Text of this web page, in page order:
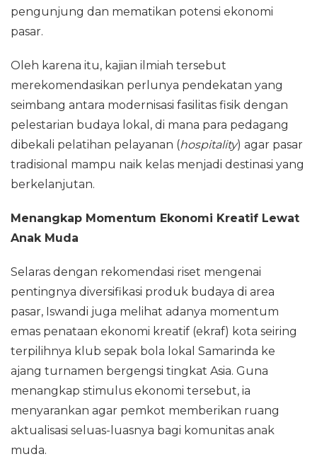
pengunjung dan mematikan potensi ekonomi
pasar.
Oleh karena itu, kajian ilmiah tersebut
merekomendasikan perlunya pendekatan yang
seimbang antara modernisasi fasilitas fisik dengan
pelestarian budaya lokal, di mana para pedagang
dibekali pelatihan pelayanan (hospitality) agar pasar
tradisional mampu naik kelas menjadi destinasi yang
berkelanjutan.
Menangkap Momentum Ekonomi Kreatif Lewat
Anak Muda
Selaras dengan rekomendasi riset mengenai
pentingnya diversifikasi produk budaya di area
pasar, Iswandi juga melihat adanya momentum
emas penataan ekonomi kreatif (ekraf) kota seiring
terpilihnya klub sepak bola lokal Samarinda ke
ajang turnamen bergengsi tingkat Asia. Guna
menangkap stimulus ekonomi tersebut, ia
menyarankan agar pemkot memberikan ruang
aktualisasi seluas-luasnya bagi komunitas anak
muda.